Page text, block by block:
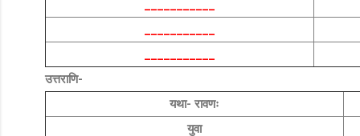
उत्तराणि-
यथा- रावणः
युवा